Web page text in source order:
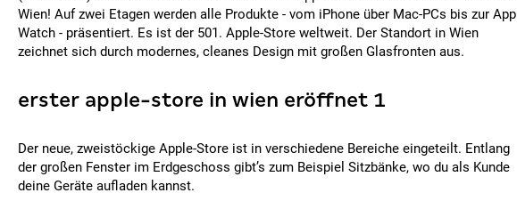
Wien! Auf zwei Etagen werden alle Produkte - vom iPhone über Mac-PCs bis zur
Watch - präsentiert. Es ist der 501. Apple-Store weltweit. Der Standort in Wien
zeichnet sich durch modernes, cleanes Design mit großen Glasfronten aus.
erster apple-store in wien eröffnet 1
Der neue, zweistöckige Apple-Store ist in verschiedene Bereiche eingeteilt. Entlang
der großen Fenster im Erdgeschoss gibt’s zum Beispiel Sitzbänke, wo du als Kunde
deine Geräte aufladen kannst.